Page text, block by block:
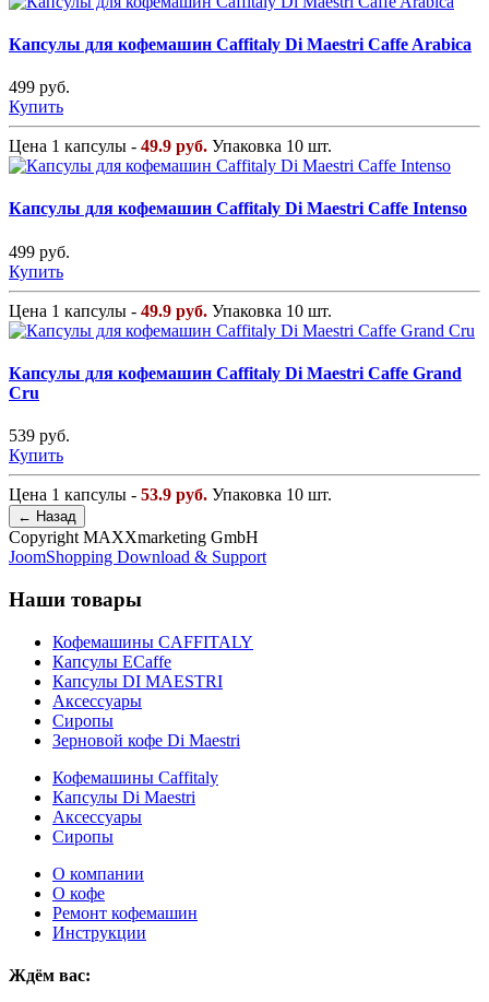
Капсулы для кофемашин Caffitaly Di Maestri Caffe Arabica
499 руб.
Купить
Цена 1 капсулы - 49.9 руб. Упаковка 10 шт.
Капсулы для кофемашин Caffitaly Di Maestri Caffe Intenso
499 руб.
Купить
Цена 1 капсулы - 49.9 руб. Упаковка 10 шт.
Капсулы для кофемашин Caffitaly Di Maestri Caffe Grand
Cru
539 руб.
Купить
Цена 1 капсулы - 53.9 руб. Упаковка 10 шт.
Copyright MAXXmarketing GmbH
JoomShopping Download & Support
Наши товары
Кофемашины CAFFITALY
Капсулы ECaffe
Капсулы DI MAESTRI
Аксессуары
Сиропы
Зерновой кофе Di Maestri
Кофемашины Caffitaly
Капсулы Di Maestri
Аксессуары
Сиропы
О компании
О кофе
Ремонт кофемашин
Инструкции
Ждём вас: